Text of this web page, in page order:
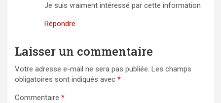
Je suis vraiment intéressé par cette information
Répondre
Laisser un commentaire
Votre adresse e-mail ne sera pas publiée. Les champs
obligatoires sont indiqués avec *
Commentaire *